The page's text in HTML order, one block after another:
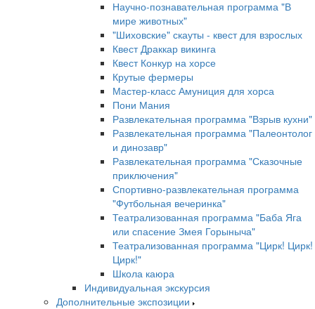
Научно-познавательная программа "В
мире животных"
"Шиховские" скауты - квест для взрослых
Квест Драккар викинга
Квест Конкур на хорсе
Крутые фермеры
Мастер-класс Амуниция для хорса
Пони Мания
Развлекательная программа "Взрыв кухни"
Развлекательная программа "Палеонтолог
и динозавр"
Развлекательная программа "Сказочные
приключения"
Спортивно-развлекательная программа
"Футбольная вечеринка"
Театрализованная программа "Баба Яга
или спасение Змея Горыныча"
Театрализованная программа "Цирк! Цирк!
Цирк!"
Школа каюра
Индивидуальная экскурсия
Дополнительные экспозиции